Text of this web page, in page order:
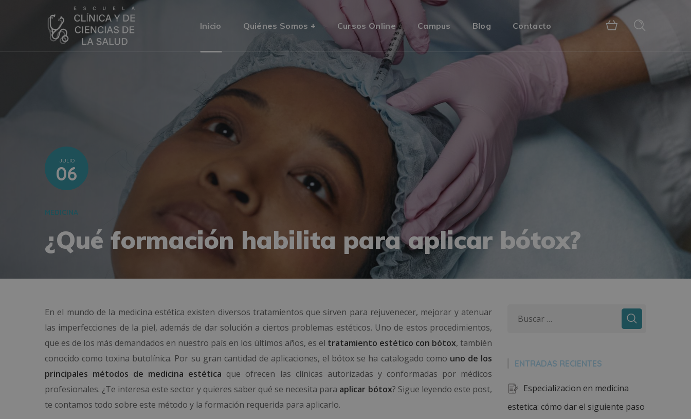
Inicio Quiénes Somos Cursos Online Campus Blog Contacto
JULIO
06
MEDICINA
¿Qué formación habilita para aplicar bótox?
En el mundo de la medicina estética existen diversos tratamientos que sirven para rejuvenecer, mejorar y atenuar
las imperfecciones de la piel, además de dar solución a ciertos problemas estéticos. Uno de estos procedimientos,
que es de los más demandados en nuestro país en los últimos años, es el tratamiento estético con bótox, también
conocido como toxina butolínica. Por su gran cantidad de aplicaciones, el bótox se ha catalogado como uno de los
principales métodos de medicina estética que ofrecen las clínicas autorizadas y conformadas por médicos
profesionales. ¿Te interesa este sector y quieres saber qué se necesita para aplicar bótox? Sigue leyendo este post,
te contamos todo sobre este método y la formación requerida para aplicarlo.
ENTRADAS RECIENTES
Especializacion en medicina
estetica: cómo dar el siguiente paso